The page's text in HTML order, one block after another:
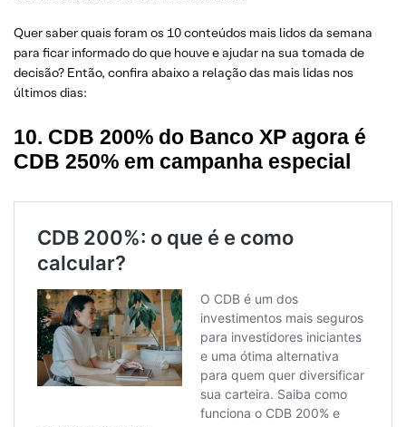
Quer saber quais foram os 10 conteúdos mais lidos da semana
para ficar informado do que houve e ajudar na sua tomada de
decisão? Então, confira abaixo a relação das mais lidas nos
últimos dias:
10. CDB 200% do Banco XP agora é
CDB 250% em campanha especial